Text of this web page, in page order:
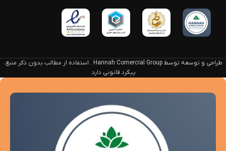
طراحی و توسعه توسط Hannah Comercial Group . استفاده از مطالب بدون ذکر منبع،
پیگرد قانونی دارد.